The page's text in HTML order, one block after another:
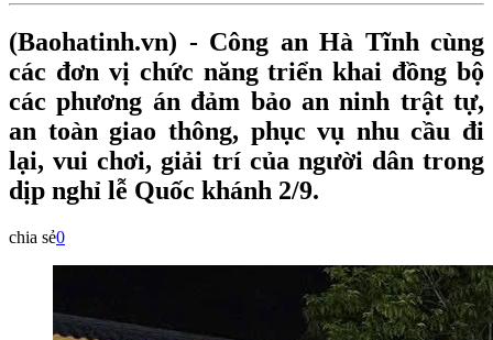
(Baohatinh.vn) - Công an Hà Tĩnh cùng
các đơn vị chức năng triển khai đồng bộ
các phương án đảm bảo an ninh trật tự,
an toàn giao thông, phục vụ nhu cầu đi
lại, vui chơi, giải trí của người dân trong
dịp nghỉ lễ Quốc khánh 2/9.
chia sẻ0